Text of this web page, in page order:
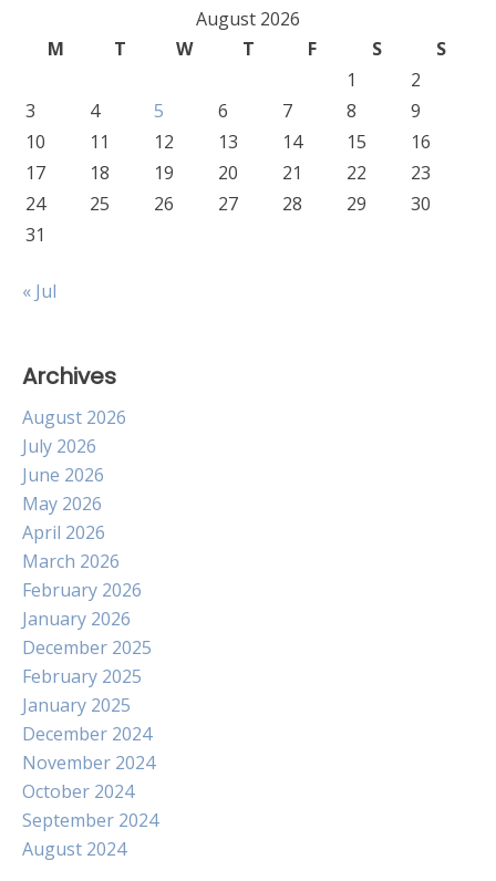
August 2026
M
T W T F S
S
1
2
3
4 5 6 7 8
9
10
11 12 13 14 15
16
17
18 19 20 21 22
23
24
25 26 27 28 29
30
31
« Jul
Archives
August 2026
July 2026
June 2026
May 2026
April 2026
March 2026
February 2026
January 2026
December 2025
February 2025
January 2025
December 2024
November 2024
October 2024
September 2024
August 2024